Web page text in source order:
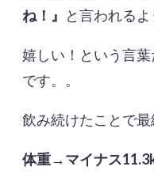
ね！』 と言われる
嬉しい！という言
です。。
飲み続けたことで最
体重→マイナス